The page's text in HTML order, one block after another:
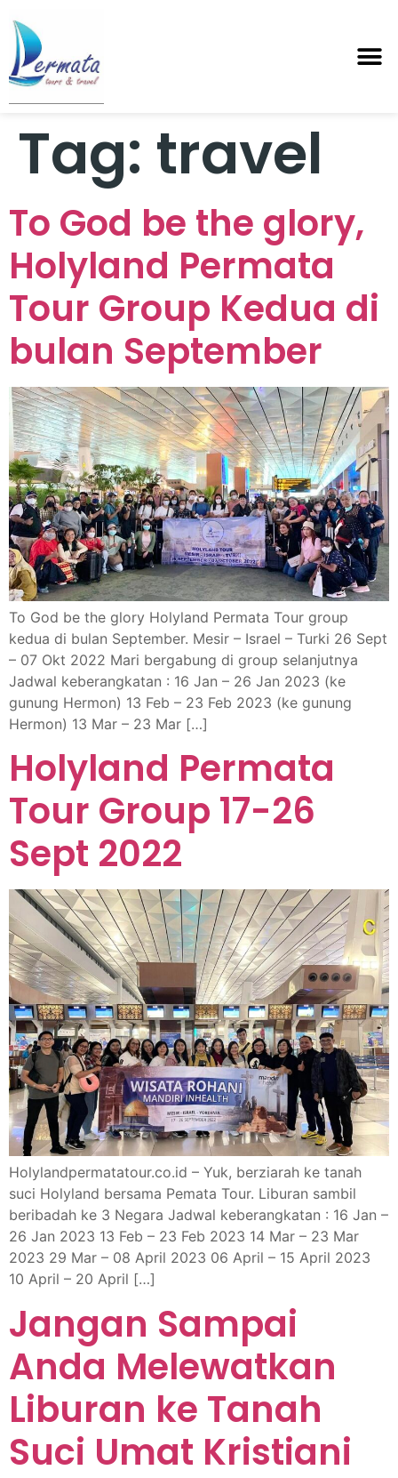
Tag: travel
To God be the glory,
Holyland Permata
Tour Group Kedua di
bulan September
To God be the glory Holyland Permata Tour group
kedua di bulan September. Mesir – Israel – Turki 26 Sept
– 07 Okt 2022 Mari bergabung di group selanjutnya
Jadwal keberangkatan : 16 Jan – 26 Jan 2023 (ke
gunung Hermon) 13 Feb – 23 Feb 2023 (ke gunung
Hermon) 13 Mar – 23 Mar […]
Holyland Permata
Tour Group 17-26
Sept 2022
Holylandpermatatour.co.id – Yuk, berziarah ke tanah
suci Holyland bersama Pemata Tour. Liburan sambil
beribadah ke 3 Negara Jadwal keberangkatan : 16 Jan –
26 Jan 2023 13 Feb – 23 Feb 2023 14 Mar – 23 Mar
2023 29 Mar – 08 April 2023 06 April – 15 April 2023
10 April – 20 April […]
Jangan Sampai
Anda Melewatkan
Liburan ke Tanah
Suci Umat Kristiani